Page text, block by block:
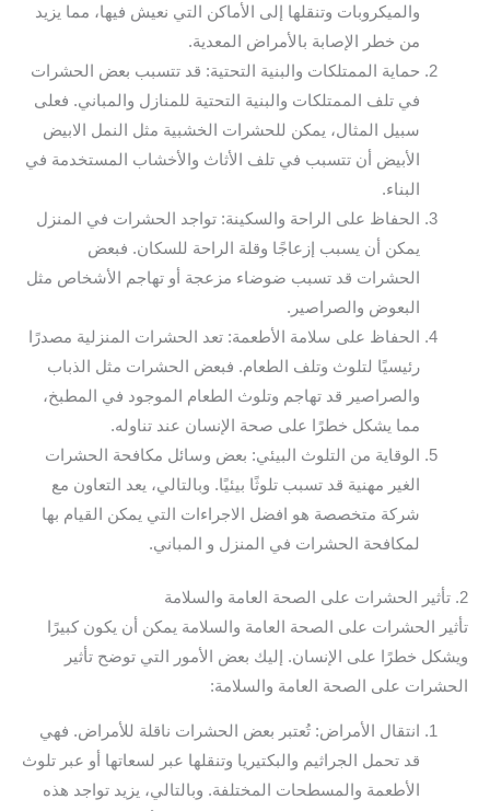
والميكروبات وتنقلها إلى الأماكن التي نعيش فيها، مما يزيد
من خطر الإصابة بالأمراض المعدية.
حماية الممتلكات والبنية التحتية: قد تتسبب بعض الحشرات
في تلف الممتلكات والبنية التحتية للمنازل والمباني. فعلى
سبيل المثال، يمكن للحشرات الخشبية مثل النمل الابيض
الأبيض أن تتسبب في تلف الأثاث والأخشاب المستخدمة في
البناء.
الحفاظ على الراحة والسكينة: تواجد الحشرات في المنزل
يمكن أن يسبب إزعاجًا وقلة الراحة للسكان. فبعض
الحشرات قد تسبب ضوضاء مزعجة أو تهاجم الأشخاص مثل
البعوض والصراصير.
الحفاظ على سلامة الأطعمة: تعد الحشرات المنزلية مصدرًا
رئيسيًا لتلوث وتلف الطعام. فبعض الحشرات مثل الذباب
والصراصير قد تهاجم وتلوث الطعام الموجود في المطبخ،
مما يشكل خطرًا على صحة الإنسان عند تناوله.
الوقاية من التلوث البيئي: بعض وسائل مكافحة الحشرات
الغير مهنية قد تسبب تلوثًا بيئيًا. وبالتالي، يعد التعاون مع
شركة متخصصة هو افضل الاجراءات التي يمكن القيام بها
لمكافحة الحشرات في المنزل و المباني.
2. تأثير الحشرات على الصحة العامة والسلامة
تأثير الحشرات على الصحة العامة والسلامة يمكن أن يكون كبيرًا
ويشكل خطرًا على الإنسان. إليك بعض الأمور التي توضح تأثير
الحشرات على الصحة العامة والسلامة:
انتقال الأمراض: تُعتبر بعض الحشرات ناقلة للأمراض. فهي
قد تحمل الجراثيم والبكتيريا وتنقلها عبر لسعاتها أو عبر تلوث
الأطعمة والمسطحات المختلفة. وبالتالي، يزيد تواجد هذه